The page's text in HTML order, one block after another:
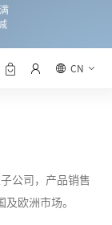
CN
司，产品销售
欧洲市场。